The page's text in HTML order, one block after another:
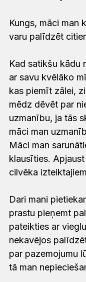
Kungs, māci man
varu palīdzēt
Kad satikšu kādu
ar savu kvēlāko
kas piemīt zālei,
mēdz dēvēt par
uzmanību, ja tās
māci man
Māci man
klausīties.
cilvēka
Dari mani
prastu pieņemt
pateikties ar
nekavējos
par pazemojumu
tā man